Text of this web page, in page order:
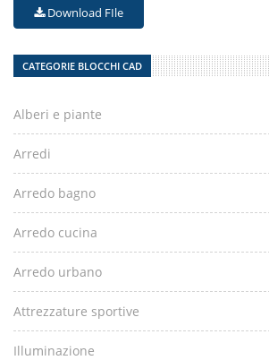
Download FIle
CATEGORIE BLOCCHI CAD
Alberi e piante
Arredi
Arredo bagno
Arredo cucina
Arredo urbano
Attrezzature sportive
Illuminazione